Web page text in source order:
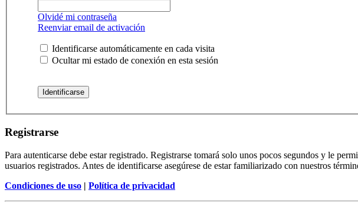
Olvidé mi contraseña
Reenviar email de activación
Identificarse automáticamente en cada visita
Ocultar mi estado de conexión en esta sesión
Registrarse
Para autenticarse debe estar registrado. Registrarse tomará solo unos pocos segundos y le
usuarios registrados. Antes de identificarse asegúrese de estar familiarizado con nuestros
Condiciones de uso | Política de privacidad